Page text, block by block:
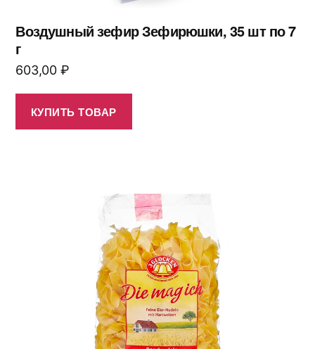
Воздушный зефир Зефирюшки, 35 шт по 7
г
603,00 ₽
КУПИТЬ ТОВАР